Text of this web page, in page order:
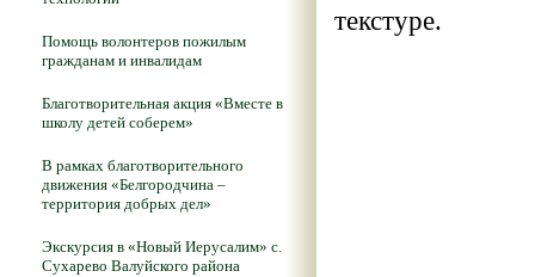
Помощь волонтеров пожилым
гражданам и инвалидам
Благотворительная акция «Вместе в
школу детей соберем»
В рамках благотворительного
движения «Белгородчина –
территория добрых дел»
Экскурсия в «Новый Иерусалим» с.
Сухарево Валуйского района
текстуре.